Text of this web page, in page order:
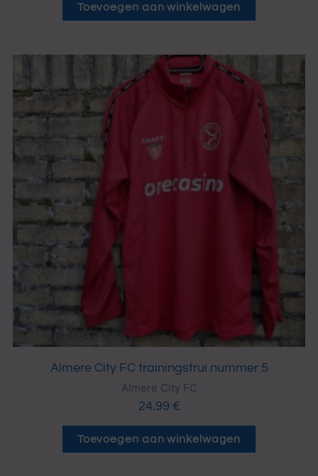
Toevoegen aan winkelwagen
Almere City FC trainingstrui nummer 5
Almere City FC
24.99 €
Toevoegen aan winkelwagen